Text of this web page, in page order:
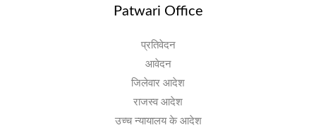
Patwari Office
प्रतिवेदन
आवेदन
जिलेवार आदेश
राजस्व आदेश
उच्च न्यायालय के आदेश